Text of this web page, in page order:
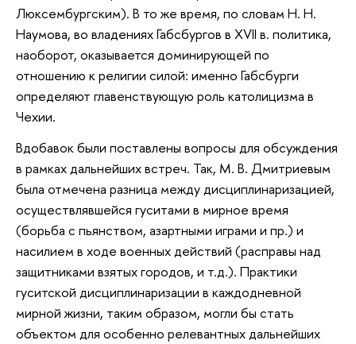
Люксембургским). В то же время, по словам Н. Н.
Наумова, во владениях Габсбургов в XVII в. политика,
наоборот, оказывается доминирующей по
отношению к религии силой: именно Габсбурги
определяют главенствующую роль католицизма в
Чехии.
Вдобавок были поставлены вопросы для обсуждения
в рамках дальнейших встреч. Так, М. В. Дмитриевым
была отмечена разница между дисциплинаризацией,
осуществлявшейся гуситами в мирное время
(борьба с пьянством, азартными играми и пр.) и
насилием в ходе военных действий (расправы над
защитниками взятых городов, и т.д.). Практики
гуситской дисциплинаризации в каждодневной
мирной жизни, таким образом, могли бы стать
объектом для особенно релевантных дальнейших